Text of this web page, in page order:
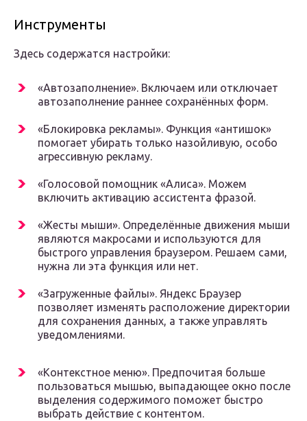
Инструменты
Здесь содержатся настройки:
«Автозаполнение». Включаем или отключает
автозаполнение раннее сохранённых форм.
«Блокировка рекламы». Функция «антишок»
помогает убирать только назойливую, особо
агрессивную рекламу.
«Голосовой помощник «Алиса». Можем
включить активацию ассистента фразой.
«Жесты мыши». Определённые движения мыши
являются макросами и используются для
быстрого управления браузером. Решаем сами,
нужна ли эта функция или нет.
«Загруженные файлы». Яндекс Браузер
позволяет изменять расположение директории
для сохранения данных, а также управлять
уведомлениями.
«Контекстное меню». Предпочитая больше
пользоваться мышью, выпадающее окно после
выделения содержимого поможет быстро
выбрать действие с контентом.